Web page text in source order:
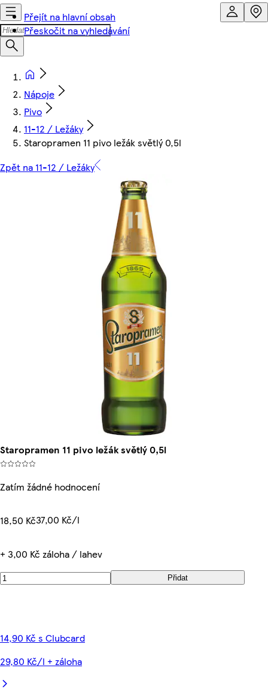
Přejít na hlavní obsah
Přeskočit na vyhledávání
Nápoje
Pivo
11-12 / Ležáky
Staropramen 11 pivo ležák světlý 0,5l
Zpět na 11-12 / Ležáky
Staropramen 11 pivo ležák světlý 0,5l
Zatím žádné hodnocení
18,50 Kč37,00 Kč/l
+ 3,00 Kč záloha / lahev
Přidat
14,90 Kč s Clubcard
29,80 Kč/l + záloha